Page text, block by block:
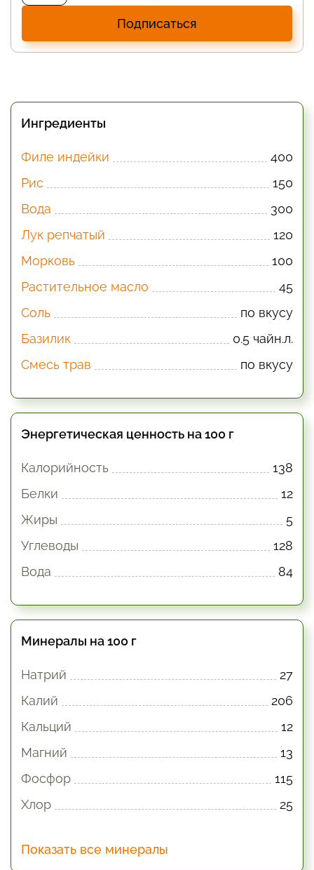
Подписаться
Ингредиенты
Филе индейки
400
Рис
150
Вода
300
Лук репчатый
120
Морковь
100
Растительное масло
45
Соль
по вкусу
Базилик
0.5 чайн.л.
Смесь трав
по вкусу
Энергетическая ценность на 100 г
Калорийность
138
Белки
12
Жиры
5
Углеводы
128
Вода
84
Минералы на 100 г
Натрий
27
Калий
206
Кальций
12
Магний
13
Фосфор
115
Хлор
25
Показать все минералы